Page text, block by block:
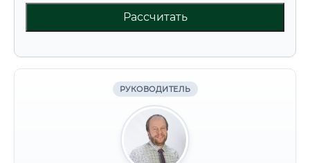
Рассчитать
РУКОВОДИТЕЛЬ